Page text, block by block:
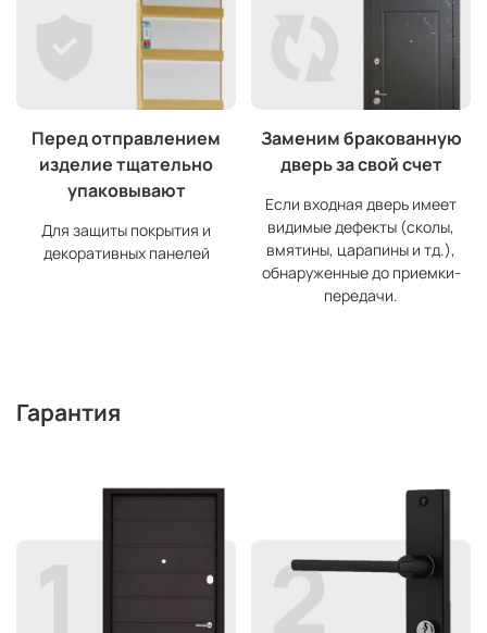
Перед отправлением
изделие тщательно
упаковывают
Для защиты покрытия и
декоративных панелей
Заменим бракованную
дверь за свой счет
Если входная дверь имеет
видимые дефекты (сколы,
вмятины, царапины и тд.),
обнаруженные до приемки-
передачи.
Гарантия